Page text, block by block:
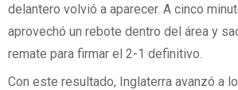
delantero volvió a aparecer. A cinco
aprovechó un rebote dentro del área y
remate para firmar el 2-1 definitivo.
Con este resultado, Inglaterra avanzó a